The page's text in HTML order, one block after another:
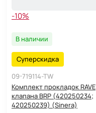
-10%
В наличии
Суперскидка
09-719114-TW
Комплект прокладок RAVE
клапана BRP (420250234;
420250239) (Sinera)